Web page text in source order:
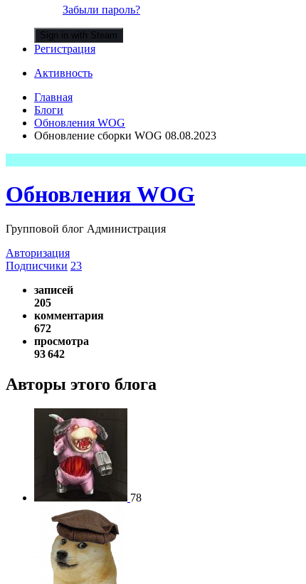
Забыли пароль?
Sign in with Steam
Регистрация
Активность
Главная
Блоги
Обновления WOG
Обновление сборки WOG 08.08.2023
Обновления WOG
Групповой блог Администрация
Авторизация
Подписчики 23
записей
205
комментария
672
просмотра
93 642
Авторы этого блога
78